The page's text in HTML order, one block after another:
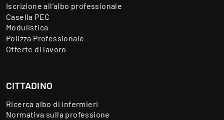
Iscrizione all’albo professionale
Casella PEC
Modulistica
Polizza Professionale
Offerte di lavoro
CITTADINO
Ricerca albo di infermieri
Normativa sulla professione